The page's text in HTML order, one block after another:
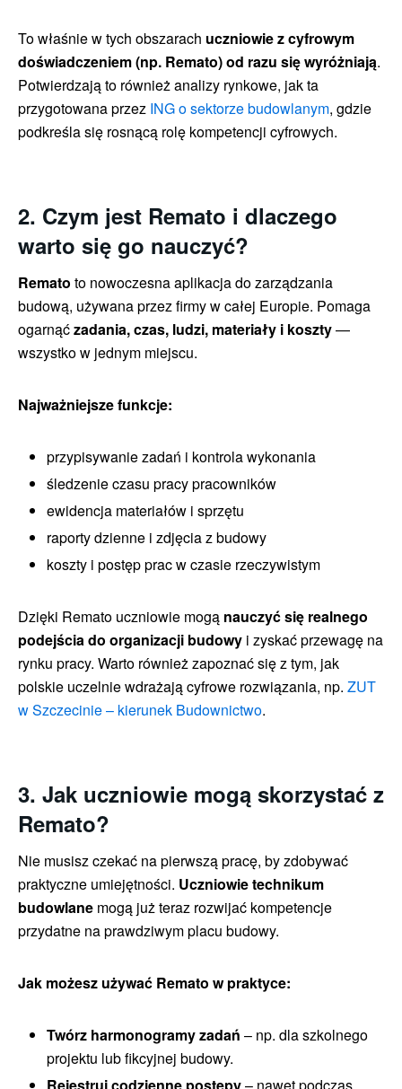
To właśnie w tych obszarach uczniowie z cyfrowym
doświadczeniem (np. Remato) od razu się wyróżniają.
Potwierdzają to również analizy rynkowe, jak ta
przygotowana przez ING o sektorze budowlanym, gdzie
podkreśla się rosnącą rolę kompetencji cyfrowych.
2. Czym jest Remato i dlaczego
warto się go nauczyć?
Remato to nowoczesna aplikacja do zarządzania
budową, używana przez firmy w całej Europie. Pomaga
ogarnąćzadania, czas, ludzi, materiały i koszty—
wszystko w jednym miejscu.
Najważniejsze funkcje:
przypisywanie zadań i kontrola wykonania
śledzenie czasu pracy pracowników
ewidencja materiałów i sprzętu
raporty dzienne i zdjęcia z budowy
koszty i postęp prac w czasie rzeczywistym
Dzięki Remato uczniowie mogą nauczyć się realnego
podejścia do organizacji budowy i zyskać przewagę na
rynku pracy. Warto również zapoznać się z tym, jak
polskie uczelnie wdrażają cyfrowe rozwiązania, np. ZUT
w Szczecinie – kierunek Budownictwo.
3. Jak uczniowie mogą skorzystać z
Remato?
Nie musisz czekać na pierwszą pracę, by zdobywać
praktyczne umiejętności. Uczniowie technikum
budowlane mogą już teraz rozwijać kompetencje
przydatne na prawdziwym placu budowy.
Jak możesz używać Remato w praktyce:
Twórz harmonogramy zadań – np. dla szkolnego
projektu lub fikcyjnej budowy.